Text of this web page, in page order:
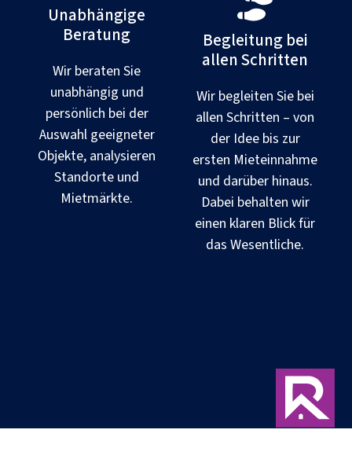
Unabhängige
Beratung
Wir beraten Sie
unabhängig und
persönlich bei der
Auswahl geeigneter
Objekte, analysieren
Standorte und
Mietmärkte.
Begleitung bei
allen Schritten
Wir begleiten Sie bei
allen Schritten – von
der Idee bis zur
ersten Mieteinnahme
und darüber hinaus.
Dabei behalten wir
einen klaren Blick für
das Wesentliche.